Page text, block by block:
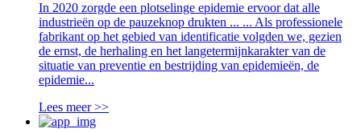
In 2020 zorgde een plotselinge epidemie ervoor dat alle
industrieën op de pauzeknop drukten ... ... Als professionele
fabrikant op het gebied van identificatie volgden we, gezien
de ernst, de herhaling en het langetermijnkarakter van de
situatie van preventie en bestrijding van epidemieën, de
epidemie...
Lees meer >>